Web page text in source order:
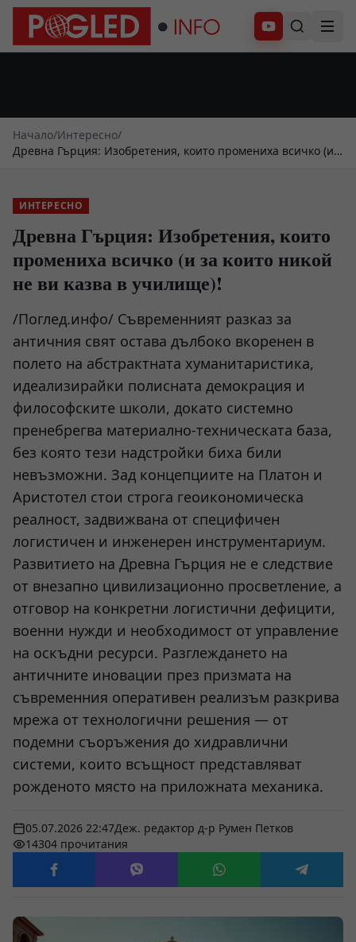
Абонирай се
Начало/Интересно/
Древна Гърция: Изобретения, които промениха всичко (и
ИНТЕРЕСНО
Древна Гърция: Изобретения, които
промениха всичко (и за които никой
не ви казва в училище)!
/Поглед.инфо/ Съвременният разказ за
античния свят остава дълбоко вкоренен в
полето на абстрактната хуманитаристика,
идеализирайки полисната демокрация и
философските школи, докато системно
пренебрегва материално-техническата база,
без която тези надстройки биха били
невъзможни. Зад концепциите на Платон и
Аристотел стои строга геоикономическа
реалност, задвижвана от специфичен
логистичен и инженерен инструментариум.
Развитието на Древна Гърция не е следствие
от внезапно цивилизационно просветление, а
отговор на конкретни логистични дефицити,
военни нужди и необходимост от управление
на оскъдни ресурси. Разглеждането на
античните иновации през призмата на
съвременния оперативен реализъм разкрива
мрежа от технологични решения — от
подемни съоръжения до хидравлични
системи, които всъщност представляват
рожденото място на приложната механика.
05.07.2026 22:47Деж. редактор д-р Румен Петков
14304 прочитания